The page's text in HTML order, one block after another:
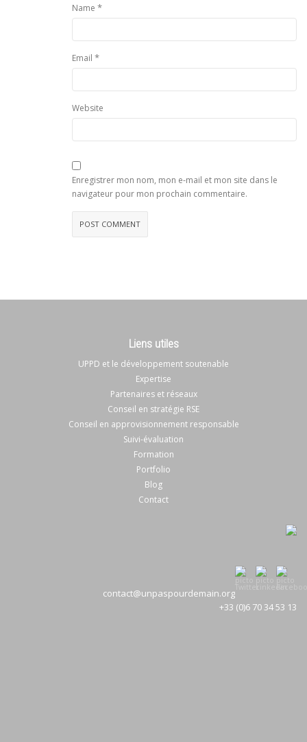
Name *
Email *
Website
Enregistrer mon nom, mon e-mail et mon site dans le
navigateur pour mon prochain commentaire.
Liens utiles
UPPD et le développement soutenable
Expertise
Partenaires et réseaux
Conseil en stratégie RSE
Conseil en approvisionnement responsable
Suivi-évaluation
Formation
Portfolio
Blog
Contact
contact@unpaspourdemain.org
+33 (0)6 70 34 53 13